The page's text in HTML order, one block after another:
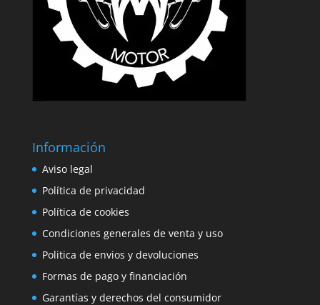
Información
Aviso legal
Política de privacidad
Política de cookies
Condiciones generales de venta y uso
Politica de envios y devoluciones
Formas de pago y financiación
Garantías y derechos del consumidor